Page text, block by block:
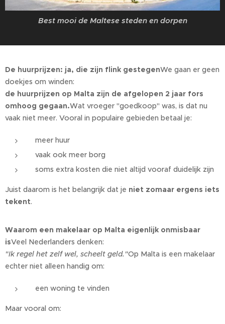
Best mooi de Maltese steden en dorpen
De huurprijzen: ja, die zijn flink gestegenWe gaan er geen
doekjes om winden:
de huurprijzen op Malta zijn de afgelopen 2 jaar fors
omhoog gegaan.Wat vroeger "goedkoop" was, is dat nu
vaak niet meer. Vooral in populaire gebieden betaal je:
meer huur
vaak ook meer borg
soms extra kosten die niet altijd vooraf duidelijk zijn
Juist daarom is het belangrijk dat je niet zomaar ergens iets
tekent.
Waarom een makelaar op Malta eigenlijk onmisbaar
isVeel Nederlanders denken:
"Ik regel het zelf wel, scheelt geld."Op Malta is een makelaar
echter niet alleen handig om:
een woning te vinden
Maar vooral om: